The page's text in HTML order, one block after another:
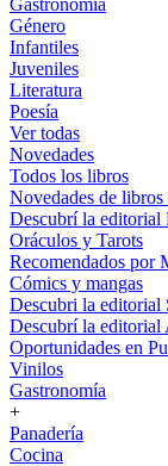
Gastronomía
Género
Infantiles
Juveniles
Literatura
Poesía
Ver todas
Novedades
Todos los libros
Novedades de libros
Descubrí la editorial
Oráculos y Tarots
Recomendados por
Cómics y mangas
Descubri la editorial
Descubrí la editorial
Oportunidades en
Vinilos
Gastronomía
+
Panadería
Cocina